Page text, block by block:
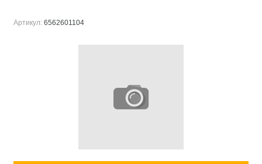
Артикул: 6562601104